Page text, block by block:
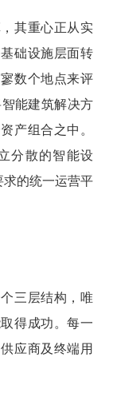
其重心正从实
础设施层面转
数个地点来评
能建筑解决方
产组合之中。
分散的智能设
的统一运营平
三层结构，唯
得成功。每一
应商及终端用